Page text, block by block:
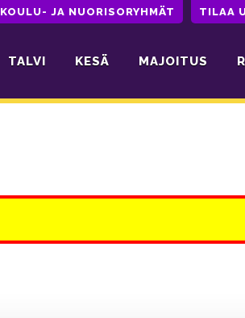
KOULU- JA NUORISORYHMÄT TILAA
TALVI KESÄ MAJOITUS